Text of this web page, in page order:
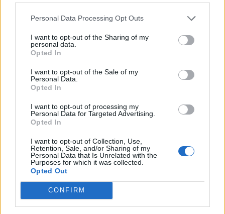
Personal Data Processing Opt Outs
I want to opt-out of the Sharing of my
personal data.
Opted In
I want to opt-out of the Sale of my
Personal Data.
Opted In
I want to opt-out of processing my
Personal Data for Targeted Advertising.
Opted In
I want to opt-out of Collection, Use,
Retention, Sale, and/or Sharing of my
Personal Data that Is Unrelated with the
Purposes for which it was collected.
Opted Out
CONFIRM
Costa Valle Imagna (4)
Costa di Mezzate (68)
Costa Serina (11)
Covo (101)
Curno (344)
Dalmine (397)
Dossena (10)
Fara Gera d'Adda (118)